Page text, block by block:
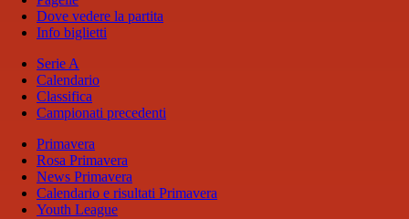
Dove vedere la partita
Info biglietti
Serie A
Calendario
Classifica
Campionati precedenti
Primavera
Rosa Primavera
News Primavera
Calendario e risultati Primavera
Youth League